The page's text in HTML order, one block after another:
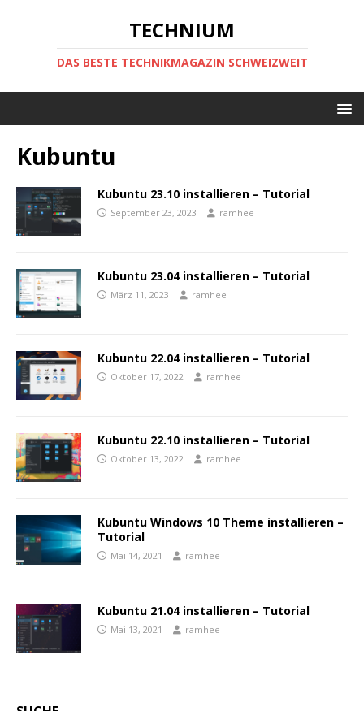
TECHNIUM
DAS BESTE TECHNIKMAGAZIN SCHWEIZWEIT
Kubuntu
Kubuntu 23.10 installieren – Tutorial
September 23, 2023 ramhee
Kubuntu 23.04 installieren – Tutorial
März 11, 2023 ramhee
Kubuntu 22.04 installieren – Tutorial
Oktober 17, 2022 ramhee
Kubuntu 22.10 installieren – Tutorial
Oktober 13, 2022 ramhee
Kubuntu Windows 10 Theme installieren –
Tutorial
Mai 14, 2021 ramhee
Kubuntu 21.04 installieren – Tutorial
Mai 13, 2021 ramhee